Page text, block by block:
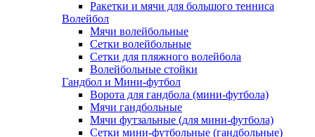
Ракетки и мячи для большого тенниса
Волейбол
Мячи волейбольные
Сетки волейбольные
Сетки для пляжного волейбола
Волейбольные стойки
Гандбол и Мини-футбол
Ворота для гандбола (мини-футбола)
Мячи гандбольные
Мячи футзальные (для мини-футбола)
Сетки мини-футбольные (гандбольные)